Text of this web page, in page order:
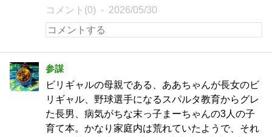
コメント(0) 2026/05/30
参謀
ビリギャルの母親である、ああちゃんが長女のビ
リギャル、野球選手になるスパルタ教育からグレ
た長男、病気がちな末っ子まーちゃんの3人の子
育て本。かなり家庭内は荒れていたようで、それ